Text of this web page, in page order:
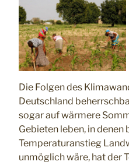
Die Folgen des
Deutschland
sogar auf wärmere
Gebieten leben, in denen
Temperaturanstieg
unmöglich wäre, hat der